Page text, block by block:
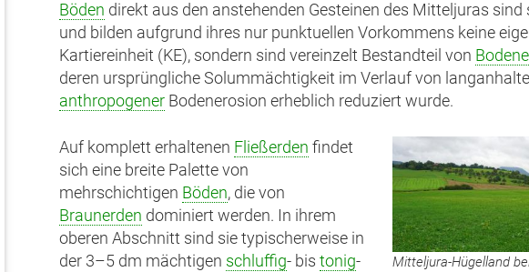
Böden direkt aus den anstehenden Gesteinen des Mitteljuras sind
und bilden aufgrund ihres nur punktuellen Vorkommens keine
Kartiereinheit (KE), sondern sind vereinzelt Bestandteil von
deren ursprüngliche Solummächtigkeit im Verlauf von
anthropogener Bodenerosion erheblich reduziert wurde.
Mitteljura-Hügelland
Auf komplett erhaltenen Fließerden findet
sich eine breite Palette von
mehrschichtigen Böden, die von
Braunerden dominiert werden. In ihrem
oberen Abschnitt sind sie typischerweise in
der 3–5 dm mächtigen schluffig- bis tonig-